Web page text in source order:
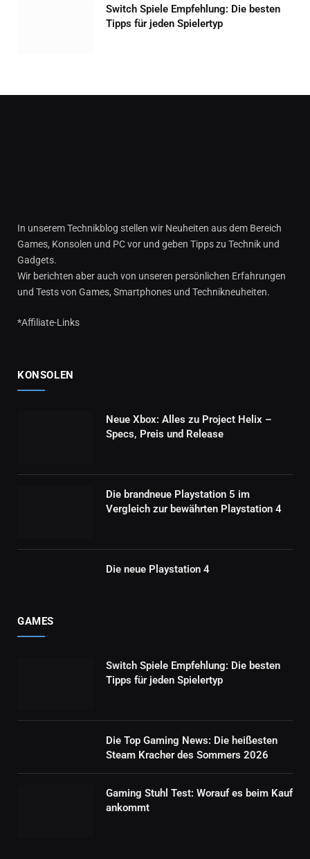
Switch Spiele Empfehlung: Die besten
Tipps für jeden Spielertyp
In unserem Technikblog stellen wir Neuheiten aus dem Bereich
Games, Konsolen und PC vor und geben Tipps zu Technik und
Gadgets.
Wir berichten aber auch von unseren persönlichen Erfahrungen
und Tests von Games, Smartphones und Technikneuheiten.
*Affiliate-Links
KONSOLEN
Neue Xbox: Alles zu Project Helix –
Specs, Preis und Release
Die brandneue Playstation 5 im
Vergleich zur bewährten Playstation 4
Die neue Playstation 4
GAMES
Switch Spiele Empfehlung: Die besten
Tipps für jeden Spielertyp
Die Top Gaming News: Die heißesten
Steam Kracher des Sommers 2026
Gaming Stuhl Test: Worauf es beim Kauf
ankommt